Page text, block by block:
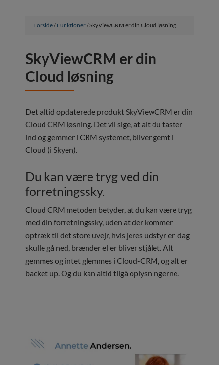
Forside/Funktioner/ SkyViewCRM er din Cloud løsning
SkyViewCRM er din
Cloud løsning
Det altid opdaterede produkt SkyViewCRM er din
Cloud CRM løsning. Det vil sige, at alt du taster
ind og gemmer i CRM systemet, bliver gemt i
Cloud (i Skyen).
Du kan være tryg ved din
forretningssky.
Cloud CRM metoden betyder, at du kan være tryg
med din forretningssky, uden at der kommer
optræk til det store uvejr, hvis jeres udstyr en dag
skulle gå ned, brænder eller bliver stjålet. Alt
gemmes og intet glemmes i Cloud-CRM, og alt er
backet up. Og du kan altid tilgå oplysningerne.